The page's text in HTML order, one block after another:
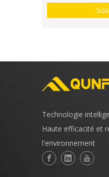
Technologie
Haute efficacité et
l'environnement